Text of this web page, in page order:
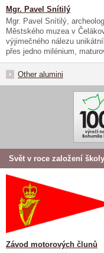
Mgr. Pavel Snítilý
Mgr. Pavel Snítilý,
Městského muzea v
výjimečného nálezu
přes jedno milénium,
Other alumini
Svět v roce založení školy
Závod motorových člunů